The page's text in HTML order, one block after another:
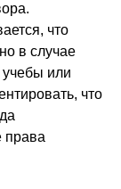
что
в случае
или
что
права